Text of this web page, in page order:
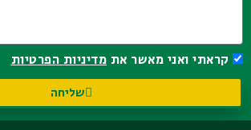
קראתי ואני מאשר את מדיניות הפרטיות
שליחה